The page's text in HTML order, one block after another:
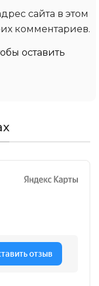
сайта в этом
комментариев.
оставить